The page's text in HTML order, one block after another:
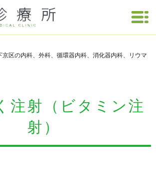
京区の内科、外科、循環器内科、消化器内科、リウマ
注射（ビタミン注
射）